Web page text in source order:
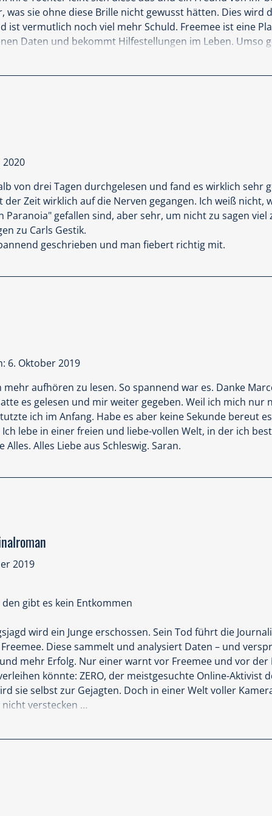
was sie ohne diese Brille nicht gewusst hätten. Dies wird
ist vermutlich noch viel mehr Schuld. Freemee ist eine
Daten und bekommt Hilfestellungen im Leben. Umso
Freemee zu stürzen. Er wird gesucht und das könnte
ich auch und zwar wegen dem unsagbar tollen Buch
auch gehört und empfohlen und und und. Der Autor
ironisch, was ich eigentlich nicht möchte. Zero ist ein
an die Tiefe noch an die Spannung von Blackout.
sich oft dabei erwischt zu denken - ach so spannend
streut, auch völlig irre führen können und so
vielen Charakteren zu tun, die oft klischeebehaftet
verschiedene Situationen.
es mir sehr leicht gefallen, schnell durch das Buch zu
von drei Tagen durchgelesen und fand es wirklich sehr
Zeit wirklich auf die Nerven gegangen. Ich weiß nicht,
gefallen sind, aber sehr, um nicht zu sagen viel
zu Carls Gestik.
geschrieben und man fiebert richtig mit.
6. Oktober 2019
aufhören zu lesen. So spannend war es. Danke
es gelesen und mir weiter gegeben. Weil ich mich nur
ich im Anfang. Habe es aber keine Sekunde bereut
lebe in einer freien und liebe-vollen Welt, in der ich
Alles Liebe aus Schleswig. Saran.
2019
gibt es kein Entkommen
wird ein Junge erschossen. Sein Tod führt die
Diese sammelt und analysiert Daten – und
mehr Erfolg. Nur einer warnt vor Freemee und vor der
könnte: ZERO, der meistgesuchte Online-Aktivist
sie selbst zur Gejagten. Doch in einer Welt voller
verstecken …